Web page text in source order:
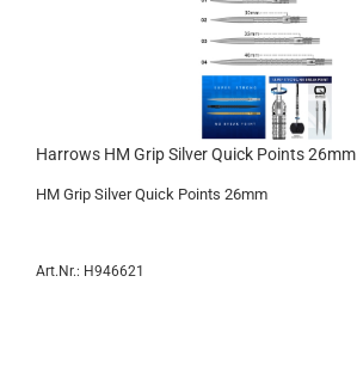
Har­rows HM Grip Sil­ver Quick Points 26mm
HM Grip Sil­ver Quick Points 26mm
Art.Nr.: H946621